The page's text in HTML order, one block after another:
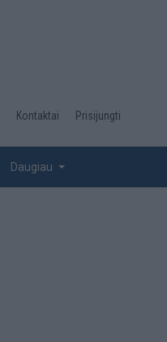
Kontaktai Prisijungti
Daugiau